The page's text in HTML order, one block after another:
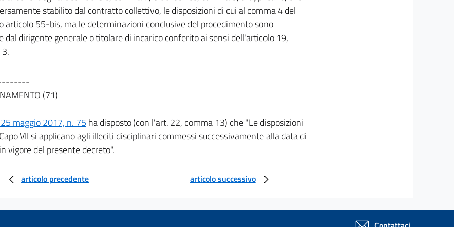
stabilito dal contratto collettivo, le disposizioni di cui al comma 4 del
articolo 55-bis, ma le determinazioni conclusive del procedimento sono
dal dirigente generale o titolare di incarico conferito ai sensi dell'articolo 19,
(71)
maggio 2017, n. 75 ha disposto (con l'art. 22, comma 13) che "Le disposizioni
VII si applicano agli illeciti disciplinari commessi successivamente alla data di
vigore del presente decreto".
articolo precedente articolo successivo